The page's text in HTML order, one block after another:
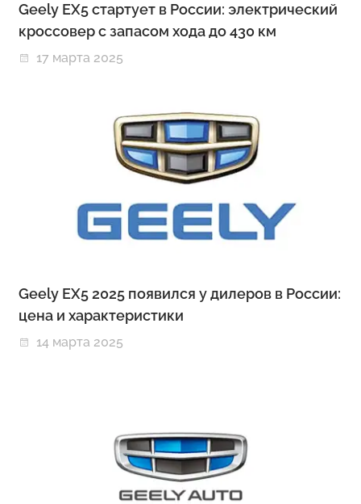
Geely EX5 стартует в России: электрический
кроссовер с запасом хода до 430 км
17 марта 2025
Geely EX5 2025 появился у дилеров в России:
цена и характеристики
14 марта 2025